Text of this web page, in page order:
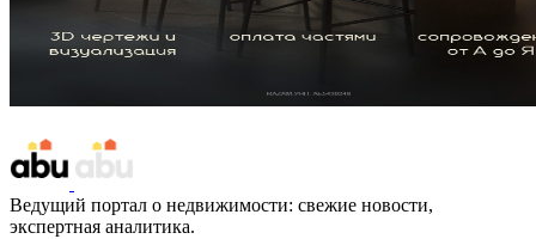
Ведущий портал о недвижимости: свежие новости,
экспертная аналитика.